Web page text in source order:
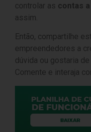
controlar as contas
assim.
Então, compartilhe
empreendedores a
dúvida ou gostaria
Comente e interaja